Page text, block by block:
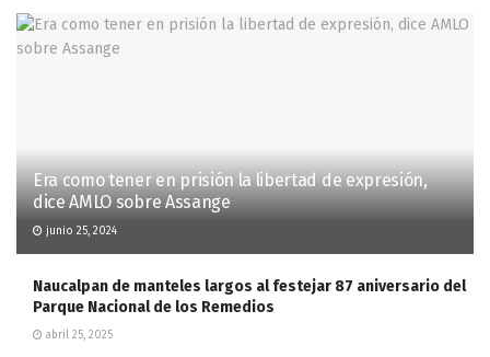
Era como tener en prisión la libertad de expresión,
dice AMLO sobre Assange
junio 25, 2024
Naucalpan de manteles largos al festejar 87 aniversario del
Parque Nacional de los Remedios
abril 25, 2025